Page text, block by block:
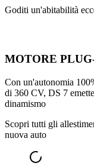
Goditi un'abitabilità
MOTORE
Con un'autonomia
di 360 CV, DS 7
dinamismo
Scopri tutti gli
nuova auto